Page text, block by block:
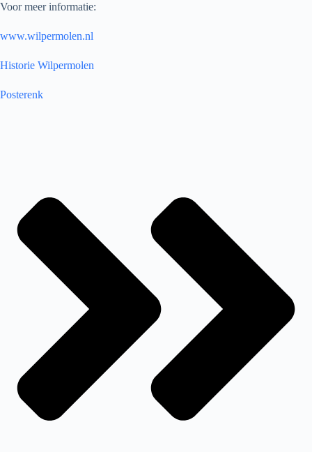
Voor meer informatie:
www.wilpermolen.nl
Historie Wilpermolen
Posterenk